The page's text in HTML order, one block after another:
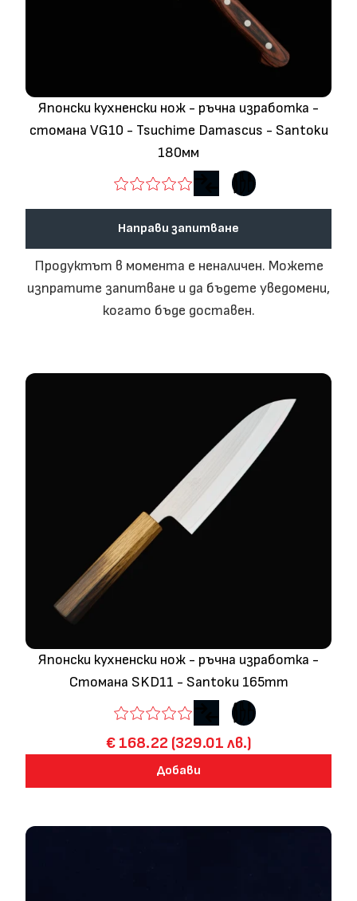
Японски кухненски нож - ръчна изработка -
стомана VG10 - Tsuchime Damascus - Santoku
180мм
Направи запитване
Продуктът в момента е неналичен. Можете
изпратите запитване и да бъдете уведомени,
когато бъде доставен.
Японски кухненски нож - ръчна изработка -
Стомана SKD11 - Santoku 165mm
€ 168.22 (329.01 лв.)
Добави